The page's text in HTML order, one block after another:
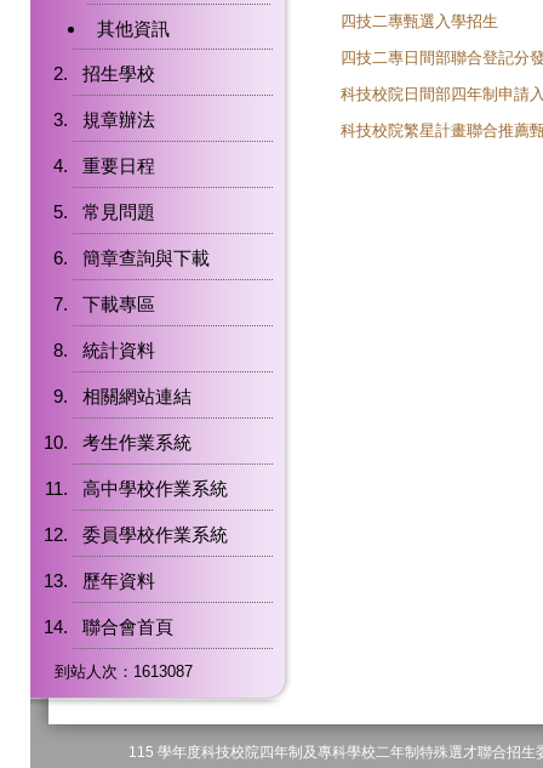
其他資訊
招生學校
規章辦法
重要日程
常見問題
簡章查詢與下載
下載專區
統計資料
相關網站連結
考生作業系統
高中學校作業系統
委員學校作業系統
歷年資料
聯合會首頁
到站人次：1613087
四技二專甄選入學招生
四技二專日間部聯合登記分
科技校院日間部四年制申請
科技校院繁星計畫聯合推薦
115 學年度科技校院四年制及專科學校二年制特殊選才聯合